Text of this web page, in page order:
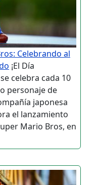
Celebrando al
¡El Día
celebra cada 10
personaje de
japonesa
el lanzamiento
Mario Bros, en